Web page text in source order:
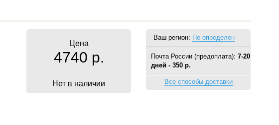
Ваш регион: Не определен
Почта России (предоплата): 7-20
дней - 350 р.
Все способы доставки
Цена
4740 р.
Нет в наличии